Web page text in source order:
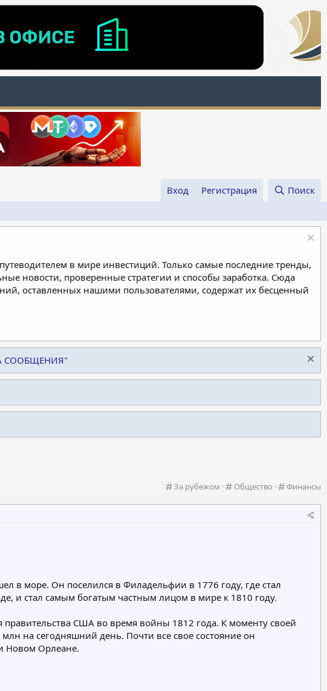
Вход Регистрация Поиск
в мире инвестиций. Только самые последние тренды,
новости, проверенные стратегии и способы заработка. Сюда
оставленных нашими пользователями, содержат их бесценный
СООБЩЕНИЯ"
К
т
За рубежом
К
т
Общество
К
т
Финансы
в море. Он поселился в Филадельфии в 1776 году, где стал
и стал самым богатым частным лицом в мире к 1810 году.
США во время войны 1812 года. К моменту своей
на сегодняшний день. Почти все свое состояние он
Новом Орлеане.